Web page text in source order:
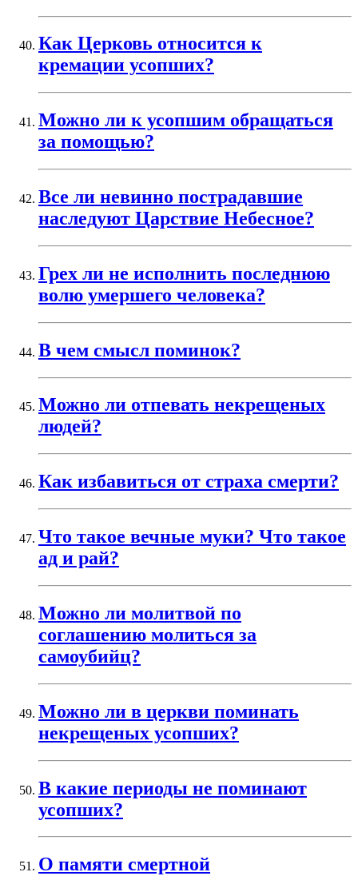
Как Церковь относится к
кремации усопших?
Можно ли к усопшим обращаться
за помощью?
Все ли невинно пострадавшие
наследуют Царствие Небесное?
Грех ли не исполнить последнюю
волю умершего человека?
В чем смысл поминок?
Можно ли отпевать некрещеных
людей?
Как избавиться от страха смерти?
Что такое вечные муки? Что такое
ад и рай?
Можно ли молитвой по
соглашению молиться за
самоубийц?
Можно ли в церкви поминать
некрещеных усопших?
В какие периоды не поминают
усопших?
О памяти смертной